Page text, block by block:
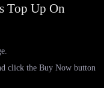
Top Up On
click the Buy Now button